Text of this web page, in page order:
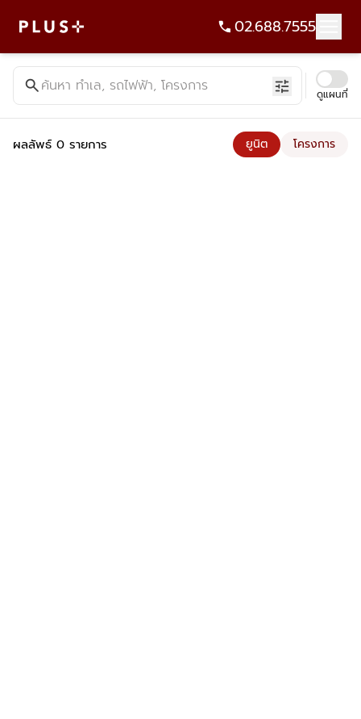
02.688.7555
ค้นหาคอนโด บ้าน ที่ดิน อาคารสำนักงาน ทั้งขายและเช่า - Plus
searchค้นหา ทำเล, รถไฟฟ้า, โครงการ tune ดูแผนที่
ผลลัพธ์ 0 รายการ ยูนิต โครงการ